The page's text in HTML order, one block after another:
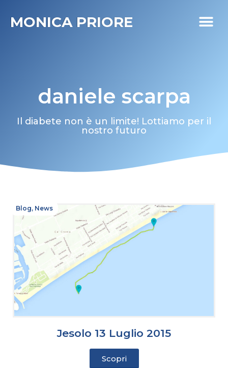
MONICA PRIORE
daniele scarpa
Il diabete non è un limite! Lottiamo per il
nostro futuro
Blog, News
Jesolo 13 Luglio 2015
Scopri